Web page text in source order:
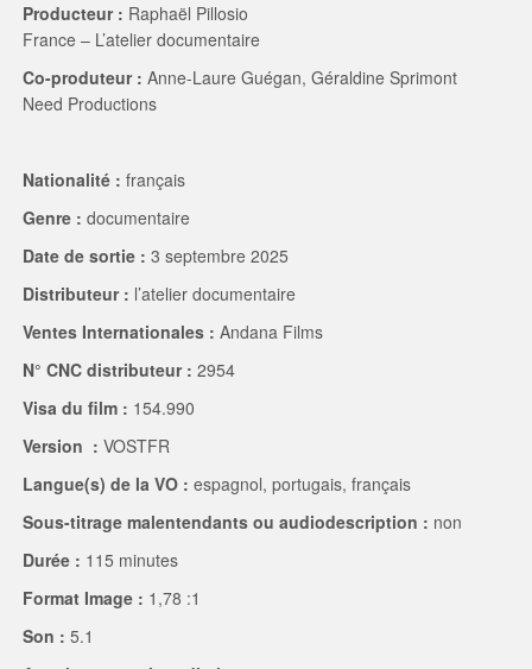
Producteur : Raphaël Pillosio
France – L’atelier documentaire
Co-produteur : Anne-Laure Guégan, Géraldine Sprimont
Need Productions
Nationalité : français
Genre : documentaire
Date de sortie :3 septembre 2025
Distributeur : l’atelier documentaire
Ventes Internationales :Andana Films
N° CNC distributeur : 2954
Visa du film : 154.990
Version : VOSTFR
Langue(s) de la VO : espagnol, portugais, français
Sous-titrage malentendants ou audiodescription : non
Durée : 115 minutes
Format Image : 1,78 :1
Son :5.1